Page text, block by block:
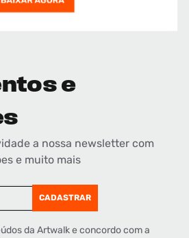
e
a nossa newsletter com
e muito mais
CADASTRAR
da Artwalk e concordo com a